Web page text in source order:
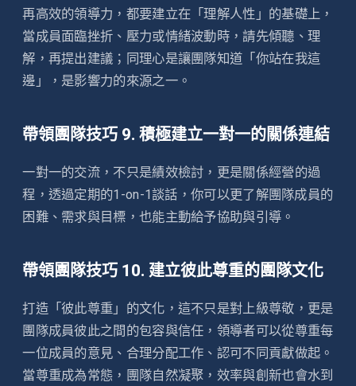
再高效的領導力，都要建立在「理解人性」的基礎上，
當成員面臨挫折、壓力或情緒波動時，請先傾聽、理
解，再提出建議；同理心是讓團隊知道「你站在我這
邊」，是影響力的來源之一。
帶領團隊技巧 9. 積極建立一對一的關係連結
一對一的交流，不只是績效檢討，更是關係經營的過
程，透過定期的1-on-1談話，你可以更了解團隊成員的
困難、需求與目標，也能主動給予協助與引導。
帶領團隊技巧 10. 建立彼此尊重的團隊文化
打造「彼此尊重」的文化，這不只是對上級尊敬，更是
團隊成員彼此之間的包容與信任，領導者可以從尊重每
一位成員的意見、合理分配工作、認可不同貢獻做起。
當尊重成為常態，團隊自然凝聚，效率與創新也會水到